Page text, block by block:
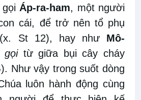
Áp-ra-ham, một người
cái, để trở nên tổ phụ
St 12), hay như Mô-
gọi từ giữa bụi cây cháy
Như vậy trong suốt dòng
luôn hành động cùng